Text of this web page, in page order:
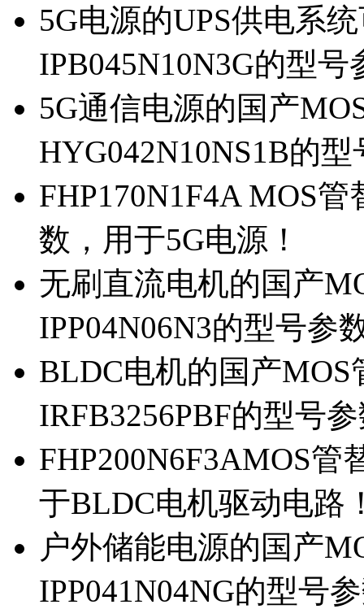
5G电源的UPS供电系
IPB045N10N3G的型号
5G通信电源的国产
HYG042N10NS1B的
FHP170N1F4A MOS
数，用于5G电源！
无刷直流电机的国产
IPP04N06N3的型号参
BLDC电机的国产MOS
IRFB3256PBF的型号
FHP200N6F3AMOS管
于BLDC电机驱动电路
户外储能电源的国产
IPP041N04NG的型号